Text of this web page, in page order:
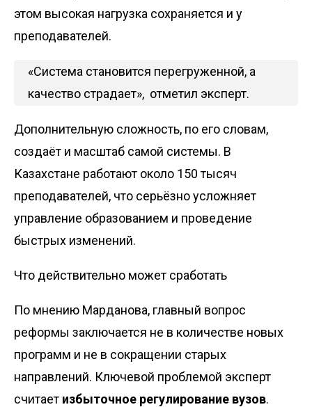
этом высокая нагрузка сохраняется и у
преподавателей.
«Система становится перегруженной, а
качество страдает», отметил эксперт.
Дополнительную сложность, по его словам,
создаёт и масштаб самой системы. В
Казахстане работают около 150 тысяч
преподавателей, что серьёзно усложняет
управление образованием и проведение
быстрых изменений.
Что действительно может сработать
По мнению Марданова, главный вопрос
реформы заключается не в количестве новых
программ и не в сокращении старых
направлений. Ключевой проблемой эксперт
считает избыточное регулирование вузов.